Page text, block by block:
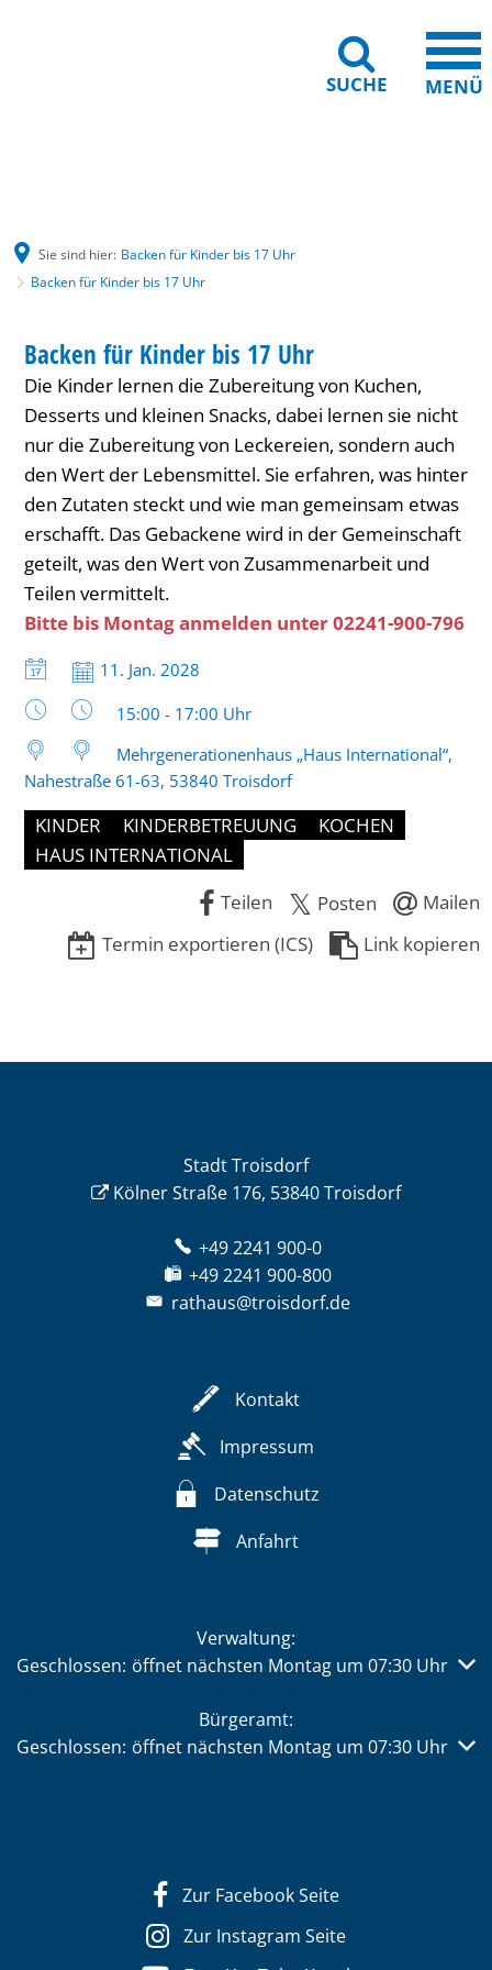
SUCHE MENÜ
Sie sind hier: Backen für Kinder bis 17 Uhr
Backen für Kinder bis 17 Uhr
für
Kinder
bis
Uhr
KATEGORIE: HAUS INTERNATIONAL
Backen für Kinder bis 17 Uhr
Die Kinder lernen die Zubereitung von Kuchen,
Desserts und kleinen Snacks, dabei lernen sie nicht
nur die Zubereitung von Leckereien, sondern auch
den Wert der Lebensmittel. Sie erfahren, was hinter
den Zutaten steckt und wie man gemeinsam etwas
erschafft. Das Gebackene wird in der Gemeinschaft
geteilt, was den Wert von Zusammenarbeit und
Teilen vermittelt.
Bitte bis Montag anmelden unter 02241-900-796
Datum:
11. Jan. 2028
Uhrzeit:
15:00 - 17:00 Uhr
Mehrgenerationenhaus „Haus International“,
Nahestraße 61-63, 53840 Troisdorf
KINDER KINDERBETREUUNG
KOCHEN
HAUS INTERNATIONAL
Teilen
Posten
Mailen
Termin exportieren (ICS)
Link kopieren
Stadt Troisdorf
Kölner Straße 176, 53840 Troisdorf
+49 2241 900-0
+49 2241 900-800
rathaus@troisdorf.de
Kontakt
Impressum
Datenschutz
Anfahrt
Verwaltung:
Klicken, um weitere Öffnungs- oder Schließzeiten
Geschlossen: öffnet nächsten Montag um 07:30 Uhr
Bürgeramt:
Klicken, um weitere Öffnungs- oder Schließzeiten
Geschlossen: öffnet nächsten Montag um 07:30 Uhr
Zur Facebook Seite
Zur Instagram Seite